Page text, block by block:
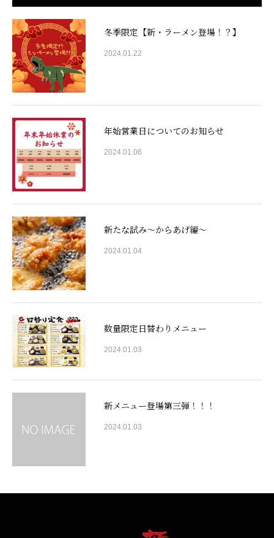
冬季限定【新・ラーメン登場！？】
2024.01.22
年始営業日についてのお知らせ
2024.01.06
新たな試み〜からあげ編〜
2024.01.04
数量限定日替わりメニュー
2024.01.03
新メニュー登場第三弾！！！
2024.01.03